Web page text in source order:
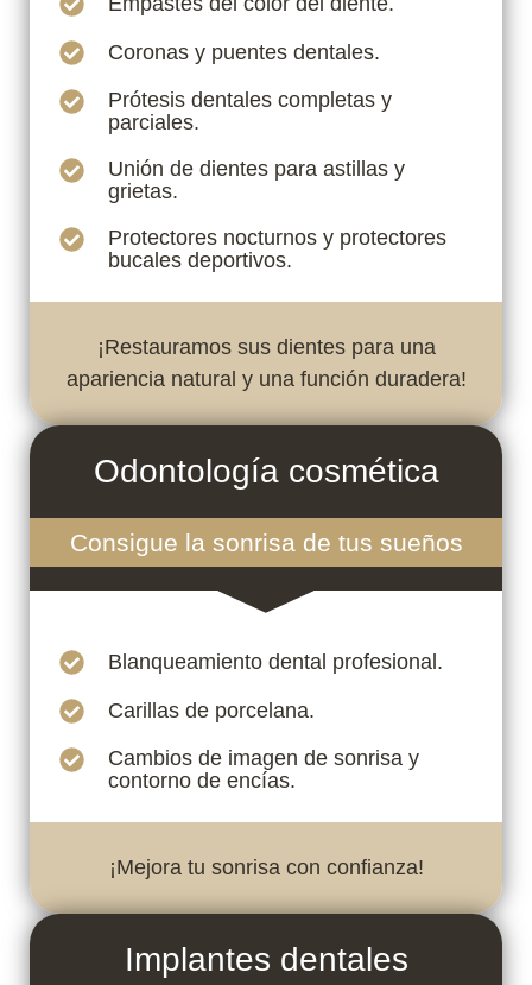
Coronas y puentes dentales.
Prótesis dentales completas y
parciales.
Unión de dientes para astillas y
grietas.
bucales deportivos.
¡Restauramos sus dientes para una
apariencia natural y una función duradera!
Odontología cosmética
Consigue la sonrisa de tus sueños
Blanqueamiento dental profesional.
Carillas de porcelana.
Cambios de imagen de sonrisa y
contorno de encías.
¡Mejora tu sonrisa con confianza!
Implantes dentales